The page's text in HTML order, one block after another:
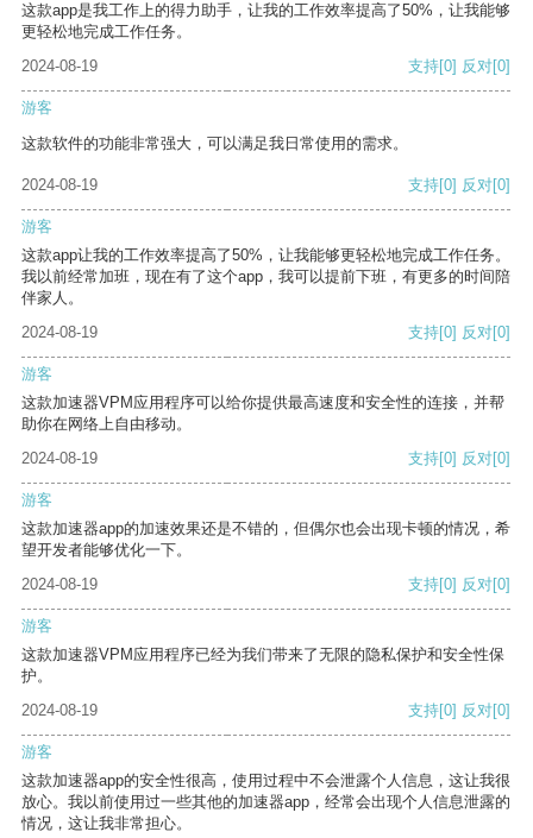
这款app是我工作上的得力助手，让我的工作效率提高了50%，让我能够
更轻松地完成工作任务。
2024-08-19
支持[0] 反对[0]
游客
这款软件的功能非常强大，可以满足我日常使用的需求。
2024-08-19 支持[0] 反对[0]
游客
这款app让我的工作效率提高了50%，让我能够更轻松地完成工作任务。
我以前经常加班，现在有了这个app，我可以提前下班，有更多的时间陪
伴家人。
2024-08-19
支持[0] 反对[0]
游客
这款加速器VPM应用程序可以给你提供最高速度和安全性的连接，并帮
助你在网络上自由移动。
2024-08-19
支持[0] 反对[0]
游客
这款加速器app的加速效果还是不错的，但偶尔也会出现卡顿的情况，希
望开发者能够优化一下。
2024-08-19
支持[0] 反对[0]
游客
这款加速器VPM应用程序已经为我们带来了无限的隐私保护和安全性保
护。
2024-08-19
支持[0] 反对[0]
游客
这款加速器app的安全性很高，使用过程中不会泄露个人信息，这让我很
放心。我以前使用过一些其他的加速器app，经常会出现个人信息泄露的
情况，这让我非常担心。